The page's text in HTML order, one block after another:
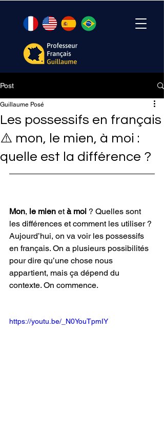
Post
Les possessifs en français
⚠️ mon, le mien, à moi :
quelle est la différence ?
Guillaume Posé
Mon, le mien et à moi ? Quelles sont
les différences et comment les utiliser ?
Aujourd’hui, on va voir les possessifs
en français. On a plusieurs possibilités
pour dire qu’une chose nous
appartient, mais ça dépend du
contexte. On commence.
https://youtu.be/_N0YouTpmIY